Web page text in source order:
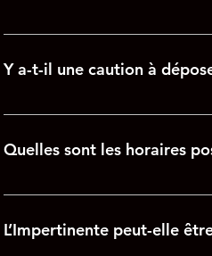
Afin d'agrémenter votre
emmener Bougies à emmener
Y a-t-il une caution à
Un chèque de caution de 500 €
Quelles sont les horaires
En nuitée : L’Impertinente vous
de modifier votre heure
L’Impertinente peut-elle